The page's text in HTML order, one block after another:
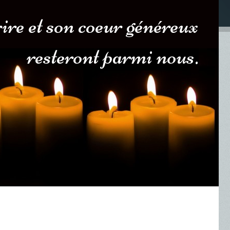
et son coeur généreux
resteront parmi nous.